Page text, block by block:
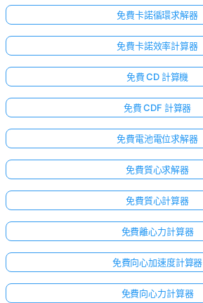
免費卡諾循環求解器
免費卡諾效率計算器
免費 CD 計算機
免費 CDF 計算器
免費電池電位求解器
免費質心求解器
免費質心計算器
免費離心力計算器
免費向心加速度計算器
免費向心力計算器